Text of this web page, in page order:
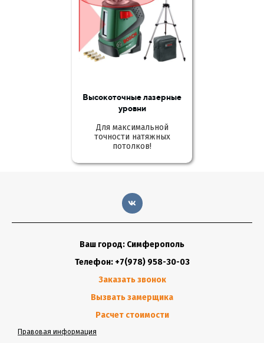
Высокоточные лазерные
уровни
Для максимальной
точности натяжных
потолков!
Ваш город: Симферополь
Телефон: +7(978) 958-30-03
Заказать звонок
Вызвать замерщика
Расчет стоимости
Правовая информация